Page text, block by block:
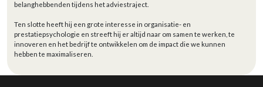
belanghebbenden tijdens het adviestraject.
Ten slotte heeft hij een grote interesse in organisatie- en
prestatiepsychologie en streeft hij er altijd naar om samen te werken, te
innoveren en het bedrijf te ontwikkelen om de impact die we kunnen
hebben te maximaliseren.